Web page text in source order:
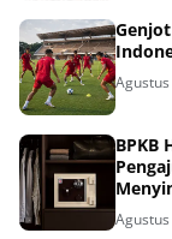
BPKB